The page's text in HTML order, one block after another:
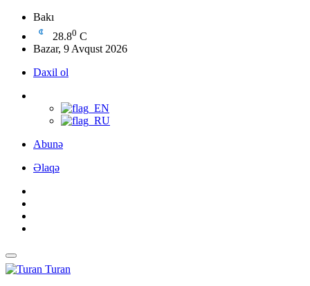
Bakı
28.80 C
Bazar, 9 Avqust 2026
Daxil ol
Abunə
Əlaqə
Turan